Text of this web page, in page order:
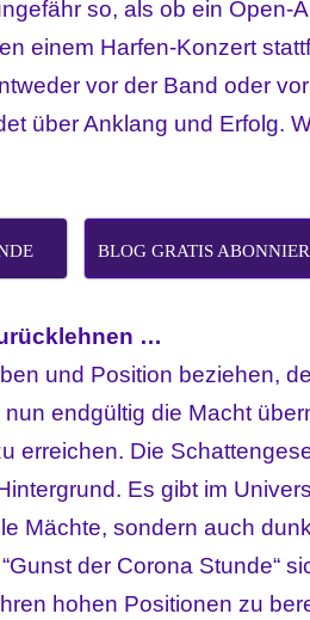
so, als ob ein Open-
einem Harfen-Konzert
vor der Band oder
über Anklang und Erfolg.
BLOG GRATIS
…
und Position beziehen,
endgültig die Macht
erreichen. Die
Es gibt im
Mächte, sondern auch
der Corona Stunde“
hohen Positionen zu